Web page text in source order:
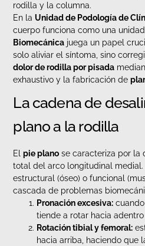
rodilla y la columna.
En la Unidad de Podología de
cuerpo funciona como una
Biomecánica juega un papel
solo aliviar el síntoma, sino
dolor de rodilla por pisada
exhaustivo y la fabricación de
La cadena de
plano a la rodilla
Elpie plano se caracteriza por la
total del arco longitudinal
estructural (óseo) o funcional
cascada de problemas
Pronación excesiva:
tiende a rotar hacia adentro
Rotación tibial y femoral:
hacia arriba, haciendo que